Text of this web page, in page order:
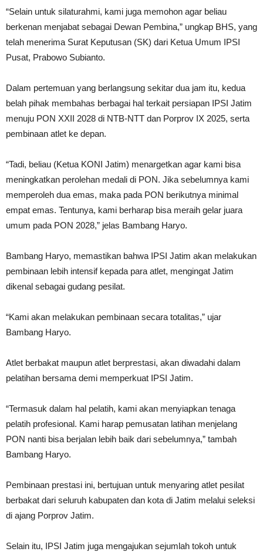
“Selain untuk silaturahmi, kami juga memohon agar beliau
berkenan menjabat sebagai Dewan Pembina,” ungkap BHS, yang
telah menerima Surat Keputusan (SK) dari Ketua Umum IPSI
Pusat, Prabowo Subianto.
Dalam pertemuan yang berlangsung sekitar dua jam itu, kedua
belah pihak membahas berbagai hal terkait persiapan IPSI Jatim
menuju PON XXII 2028 di NTB-NTT dan Porprov IX 2025, serta
pembinaan atlet ke depan.
“Tadi, beliau (Ketua KONI Jatim) menargetkan agar kami bisa
meningkatkan perolehan medali di PON. Jika sebelumnya kami
memperoleh dua emas, maka pada PON berikutnya minimal
empat emas. Tentunya, kami berharap bisa meraih gelar juara
umum pada PON 2028,” jelas Bambang Haryo.
Bambang Haryo, memastikan bahwa IPSI Jatim akan melakukan
pembinaan lebih intensif kepada para atlet, mengingat Jatim
dikenal sebagai gudang pesilat.
“Kami akan melakukan pembinaan secara totalitas,” ujar
Bambang Haryo.
Atlet berbakat maupun atlet berprestasi, akan diwadahi dalam
pelatihan bersama demi memperkuat IPSI Jatim.
“Termasuk dalam hal pelatih, kami akan menyiapkan tenaga
pelatih profesional. Kami harap pemusatan latihan menjelang
PON nanti bisa berjalan lebih baik dari sebelumnya,” tambah
Bambang Haryo.
Pembinaan prestasi ini, bertujuan untuk menyaring atlet pesilat
berbakat dari seluruh kabupaten dan kota di Jatim melalui seleksi
di ajang Porprov Jatim.
Selain itu, IPSI Jatim juga mengajukan sejumlah tokoh untuk